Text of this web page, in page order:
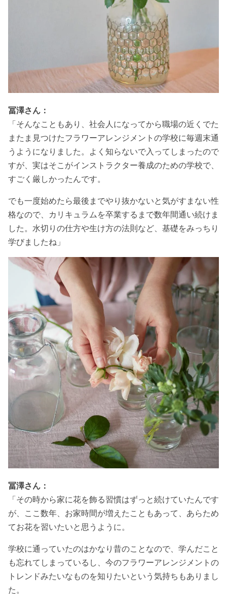
冨澤さん：
「そんなこともあり、社会人になってから職場の近くでた
またま見つけたフラワーアレンジメントの学校に毎週末通
うようになりました。よく知らないで入ってしまったので
すが、実はそこがインストラクター養成のための学校で、
すごく厳しかったんです。
でも一度始めたら最後までやり抜かないと気がすまない性
格なので、カリキュラムを卒業するまで数年間通い続けま
した。水切りの仕方や生け方の法則など、基礎をみっちり
学びましたね」
冨澤さん：
「その時から家に花を飾る習慣はずっと続けていたんです
が、ここ数年、お家時間が増えたこともあって、あらため
てお花を習いたいと思うように。
学校に通っていたのはかなり昔のことなので、学んだこと
も忘れてしまっているし、今のフラワーアレンジメントの
トレンドみたいなものを知りたいという気持ちもありまし
た。